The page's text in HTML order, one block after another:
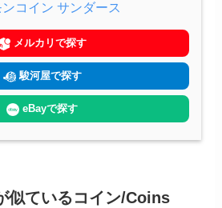
コイン サンダース
メルカリで探す
駿河屋で探す
eBayで探す
似ているコイン/Coins